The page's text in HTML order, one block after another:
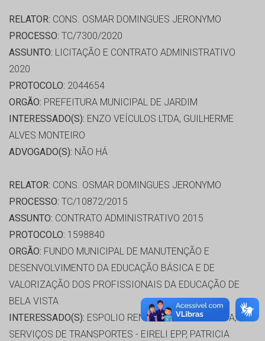
RELATOR: CONS. OSMAR DOMINGUES JERONYMO
PROCESSO: TC/7300/2020
ASSUNTO: LICITAÇÃO E CONTRATO ADMINISTRATIVO
2020
PROTOCOLO: 2044654
ORGÃO: PREFEITURA MUNICIPAL DE JARDIM
INTERESSADO(S): ENZO VEÍCULOS LTDA, GUILHERME
ALVES MONTEIRO
ADVOGADO(S): NÃO HÁ
RELATOR: CONS. OSMAR DOMINGUES JERONYMO
PROCESSO: TC/10872/2015
ASSUNTO: CONTRATO ADMINISTRATIVO 2015
PROTOCOLO: 1598840
ORGÃO: FUNDO MUNICIPAL DE MANUTENÇÃO E
DESENVOLVIMENTO DA EDUCAÇÃO BÁSICA E DE
VALORIZAÇÃO DOS PROFISSIONAIS DA EDUCAÇÃO DE
BELA VISTA
INTERESSADO(S): ESPOLIO RENATO DE SOUZA ROSA, M.A
SERVIÇOS DE TRANSPORTES - EIRELI EPP, PATRICIA